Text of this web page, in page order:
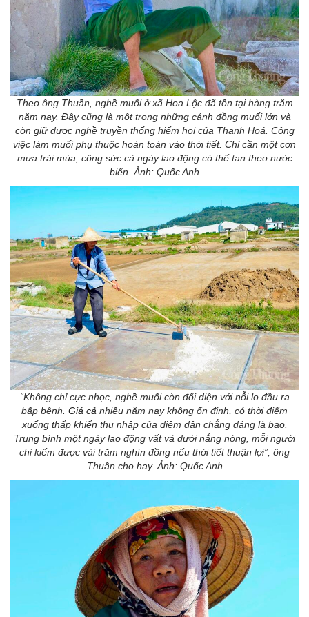
Theo ông Thuần, nghề muối ở xã Hoa Lộc đã tồn tại hàng trăm
năm nay. Đây cũng là một trong những cánh đồng muối lớn và
còn giữ được nghề truyền thống hiếm hoi của Thanh Hoá. Công
việc làm muối phụ thuộc hoàn toàn vào thời tiết. Chỉ cần một cơn
mưa trái mùa, công sức cả ngày lao động có thể tan theo nước
biển. Ảnh: Quốc Anh
“Không chỉ cực nhọc, nghề muối còn đối diện với nỗi lo đầu ra
bấp bênh. Giá cả nhiều năm nay không ổn định, có thời điểm
xuống thấp khiến thu nhập của diêm dân chẳng đáng là bao.
Trung bình một ngày lao động vất vả dưới nắng nóng, mỗi người
chỉ kiếm được vài trăm nghìn đồng nếu thời tiết thuận lợi”, ông
Thuần cho hay. Ảnh: Quốc Anh